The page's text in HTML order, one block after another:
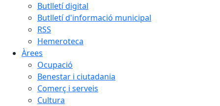
Butlletí digital
Butlletí d'informació municipal
RSS
Hemeroteca
Àrees
Ocupació
Benestar i ciutadania
Comerç i serveis
Cultura